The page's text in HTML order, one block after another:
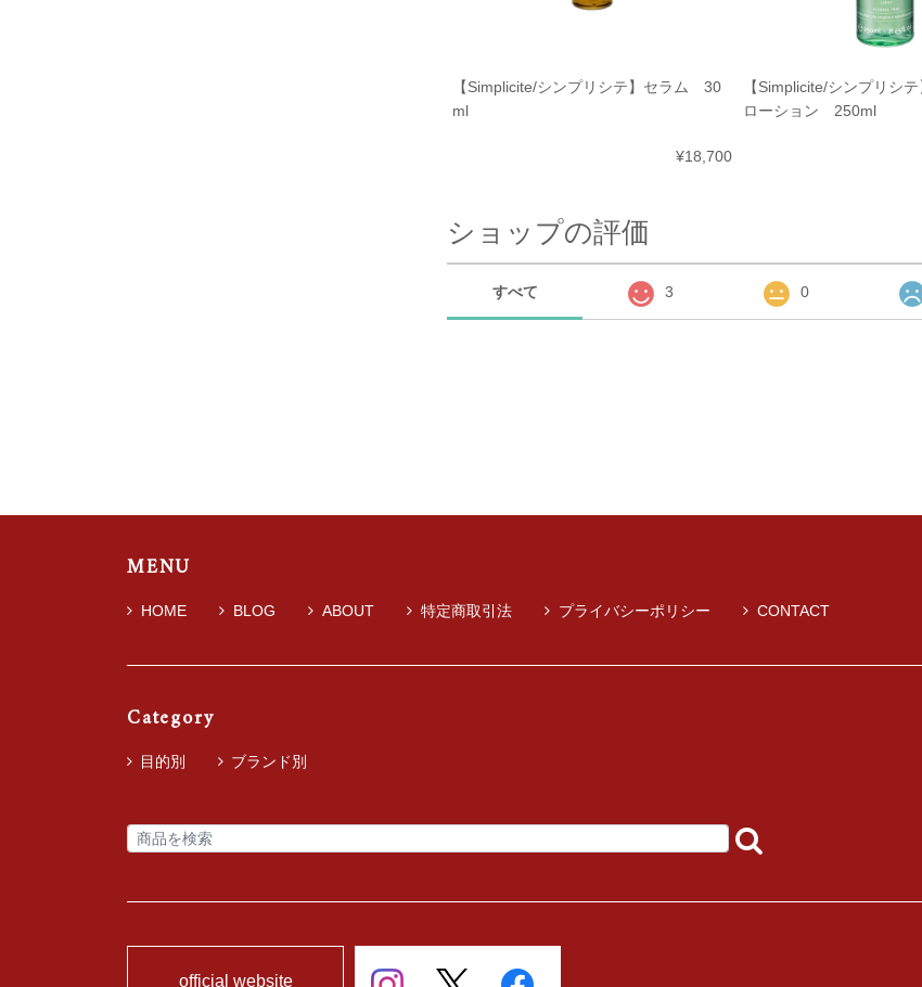
【Simplicite/シンプリシテ】セラム 30
ml
¥18,700
【Simplicite/シンプリシ
ローション 250ml
ショップの評価
すべて 3 0
MENU
HOME BLOG ABOUT 特定商取引法 プライバシーポリシー CONTACT
Category
目的別 ブランド別
official website